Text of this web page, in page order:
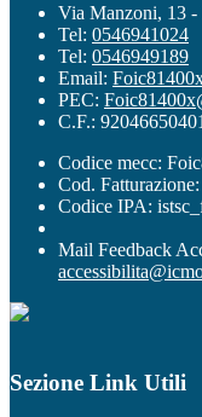
Via Manzoni, 13
Tel: 0546941024
Tel: 0546949189
Email:
PEC:
C.F.: 92046650401
Codice mecc:
Cod.
Codice IPA:
Mail Feedback
Sezione Link Utili